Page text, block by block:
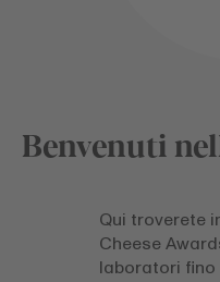
Benvenuti
Qui troverete
Cheese
laboratori